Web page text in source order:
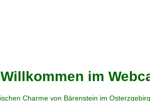
Willkommen im
Charme von Bärenstein im